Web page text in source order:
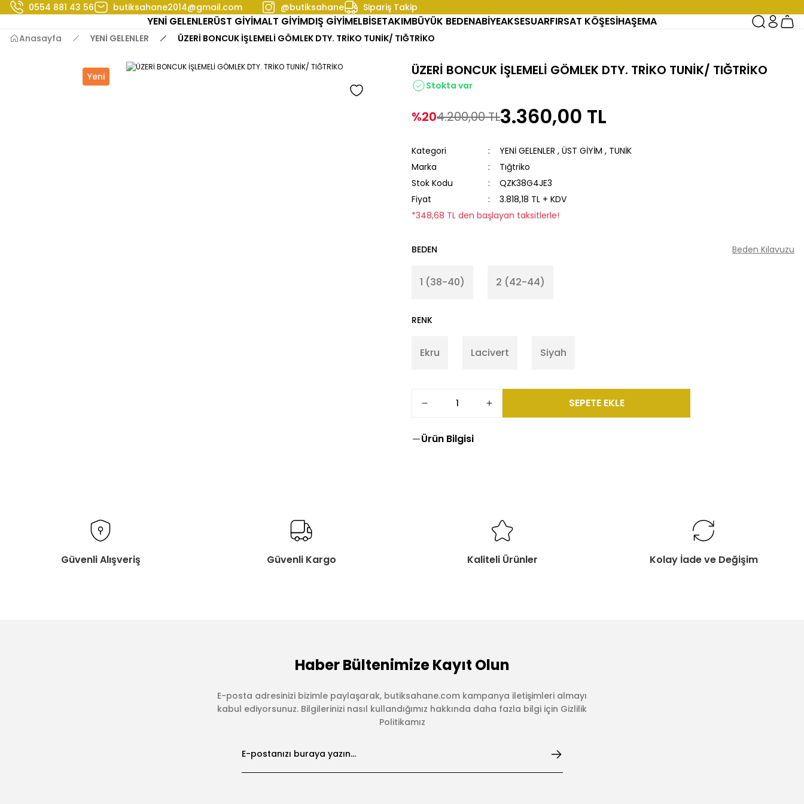
0554 881 43 56 butiksahane2014@gmail.com @butiksahane Sipariş Takip
YENİ GELENLERÜST GİYİMALT GİYİMDIŞ GİYİMELBİSETAKIMBÜYÜK BEDENABİYEAKSESUARFIRSAT KÖŞESİHAŞEMA
Anasayfa YENİ GELENLER ÜZERİ BONCUK İŞLEMELİ GÖMLEK DTY. TRİKO TUNİK/ TIĞTRİKO
Yeni ÜZERİ BONCUK İŞLEMELİ GÖMLEK DTY. TRİKO TUNİK/ TIĞTRİKO
Stokta var
%204.200,00 TL3.360,00 TL
Kategori YENİ GELENLER , ÜST GİYİM , TUNİK
Marka
Tığtriko
Stok Kodu
QZK38G4JE3
Fiyat
3.818,18 TL + KDV
*348,68 TL den başlayan taksitlerle!
BEDEN
1 (38-40) 2 (42-44)
RENK
Ekru Lacivert Siyah
Beden Kılavuzu
SEPETE EKLE
Ürün Bilgisi
Güvenli Alışveriş Güvenli Kargo Kaliteli Ürünler Kolay İade ve Değişim
Haber Bültenimize Kayıt Olun
E-posta adresinizi bizimle paylaşarak, butiksahane.com kampanya iletişimleri almayı
kabul ediyorsunuz. Bilgilerinizi nasıl kullandığımız hakkında daha fazla bilgi için Gizlilik
Politikamız